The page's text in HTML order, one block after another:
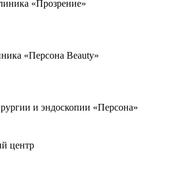
«Прозрение»
«Персона Beauty»
и эндоскопии «Персона»
центр